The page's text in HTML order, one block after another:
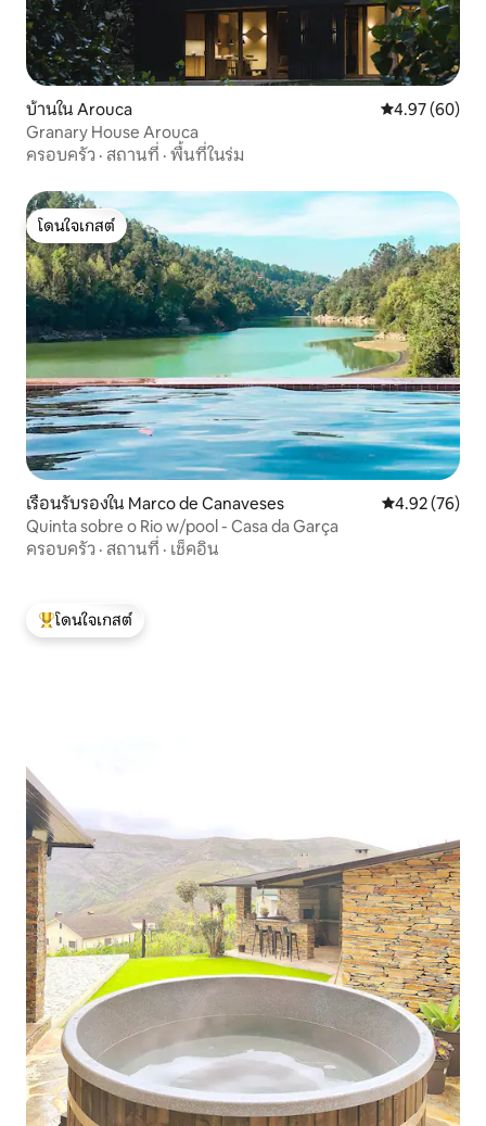
บ้านใน Arouca คะแนนเฉลี่ย
4.97 (60)
Granary House Arouca
ครอบครัว · สถานที่ · พื้นที่ในร่ม
โดนใจเกสต์
โดนใจเกสต์
เรือนรับรองใน Marco de Canaveses คะแนนเฉลี่ย
4.92 (76)
Quinta sobre o Rio w/pool - Casa da Garça
ครอบครัว · สถานที่ · เช็คอิน
โดนใจเกสต์ที่สุด
โดนใจเกสต์